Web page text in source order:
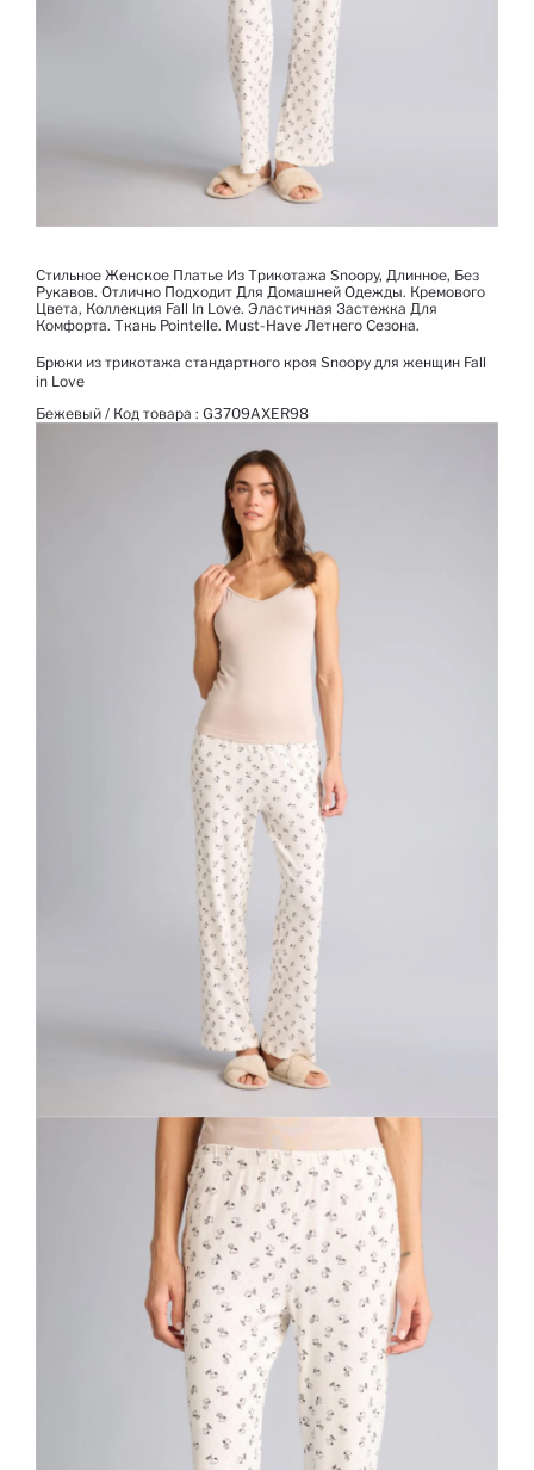
Стильное Женское Платье Из Трикотажа Snoopy, Длинное, Без
Рукавов. Отлично Подходит Для Домашней Одежды. Кремового
Цвета, Коллекция Fall In Love. Эластичная Застежка Для
Комфорта. Ткань Pointelle. Must-Have Летнего Сезона.
Брюки из трикотажа стандартного кроя Snoopy для женщин Fall
in Love
Бежевый / Код товара : G3709AXER98